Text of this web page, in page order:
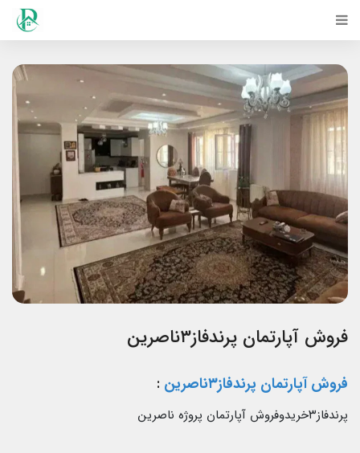
فروش آپارتمان پرندفاز۳ناصرین
فروش آپارتمان پرندفاز۳ناصرین :
پرندفاز۳خریدوفروش آپارتمان پروژه ناصرین